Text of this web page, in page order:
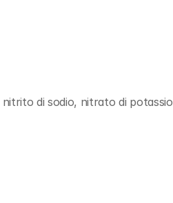
di sodio, nitrato di potassio